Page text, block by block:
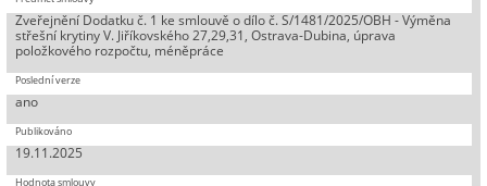
Zveřejnění Dodatku č. 1 ke smlouvě o dílo č. S/1481/2025/OBH - Výměna
střešní krytiny V. Jiříkovského 27,29,31, Ostrava-Dubina, úprava
položkového rozpočtu, méněpráce
ano
19.11.2025